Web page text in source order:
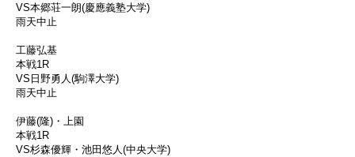
VS本郷荘一朗(慶應義塾大学)
雨天中止
工藤弘基
本戦1R
VS日野勇人(駒澤大学)
雨天中止
伊藤(隆)・上園
本戦1R
VS杉森優輝・池田悠人(中央大学)